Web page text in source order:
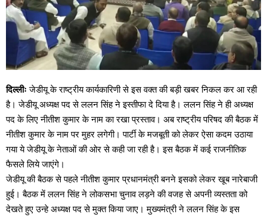
दिल्लीः जेडीयू के राष्ट्रीय कार्यकारिणी से इस वक्त की बड़ी खबर निकल कर आ रही
है। जेडीयू अध्यक्ष पद से ललन सिंह ने इस्तीफा दे दिया है। ललन सिंह ने ही अध्यक्ष
पद के लिए नीतीश कुमार के नाम का रखा प्रस्ताव। अब राष्ट्रीय परिषद की बैठक में
नीतीश कुमार के नाम पर मुहर लगेगी। पार्टी के मजबूती को लेकर ऐसा कदम उठाया
गया ये जेडीयू के नेताओं की ओर से कही जा रही है। इस बैठक में कई राजनीतिक
फैसले लिये जाएंगे।
जेडीयू की बैठक से पहले नीतीश कुमार प्रधानमंत्री बनने इसको लेकर खूब नारेबाजी
हुई। बैठक में ललन सिंह ने लोकसभा चुनाव लड़ने की वजह से अपनी व्यस्तता को
देखते हुए उन्हे अध्यक्ष पद से मुक्त किया जाए। मुख्यमंत्री ने ललन सिंह के इस